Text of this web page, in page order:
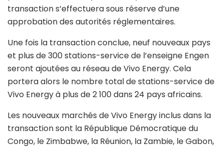
transaction s’effectuera sous réserve d’une
approbation des autorités réglementaires.
Une fois la transaction conclue, neuf nouveaux pays
et plus de 300 stations-service de l’enseigne Engen
seront ajoutées au réseau de Vivo Energy. Cela
portera alors le nombre total de stations-service de
Vivo Energy à plus de 2 100 dans 24 pays africains.
Les nouveaux marchés de Vivo Energy inclus dans la
transaction sont la République Démocratique du
Congo, le Zimbabwe, la Réunion, la Zambie, le Gabon,